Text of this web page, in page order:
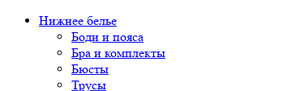
Нижнее белье
Боди и пояса
Бра и комплекты
Бюсты
Трусы